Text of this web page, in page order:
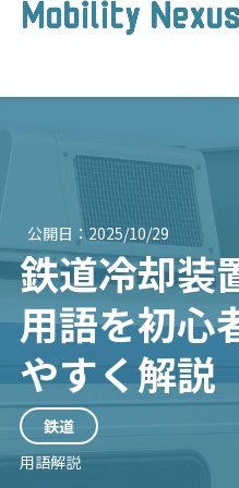
公開日：2025/10/29
鉄道冷却装
用語を初心
やすく解説
鉄道
用語解説